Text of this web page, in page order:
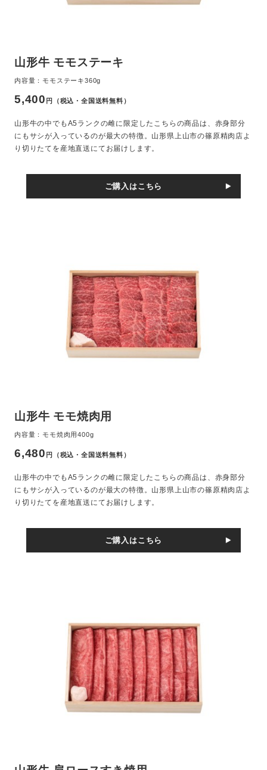
山形牛 モモステーキ
内容量：モモステーキ360g
5,400 円（税込・全国送料無料）
山形牛の中でもA5ランクの雌に限定したこちらの商品は、赤身部分
にもサシが入っているのが最大の特徴。山形県上山市の篠原精肉店よ
り切りたてを産地直送にてお届けします。
ご購入はこちら
山形牛 モモ焼肉用
内容量：モモ焼肉用400g
6,480 円（税込・全国送料無料）
山形牛の中でもA5ランクの雌に限定したこちらの商品は、赤身部分
にもサシが入っているのが最大の特徴。山形県上山市の篠原精肉店よ
り切りたてを産地直送にてお届けします。
ご購入はこちら